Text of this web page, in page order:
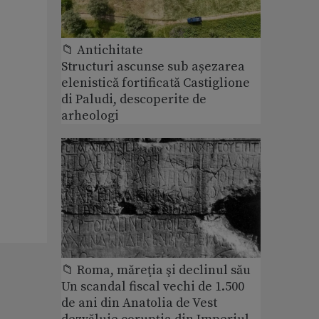
📁 Antichitate
Structuri ascunse sub așezarea
elenistică fortificată Castiglione
di Paludi, descoperite de
arheologi
📁 Roma, măreţia şi declinul său
Un scandal fiscal vechi de 1.500
de ani din Anatolia de Vest